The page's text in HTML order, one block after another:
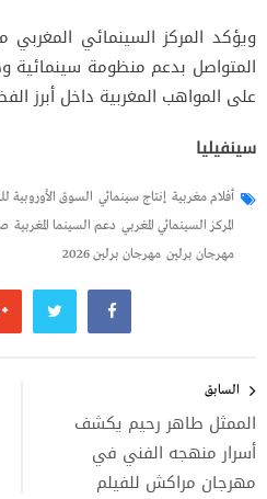
ويؤكد المركز السينمائي المغربي
المتواصل بدعم منظومة سينمائية
على المواهب المغربية داخل أبرز
سينفيليا
أفلام مغربية إنتاج سينمائي السوق الأوروبية
المركز السينمائي المغربي دعم السينما المغربية
مهرجان برلين مهرجان برلين 2026
المقالات
السابق
الممثل طاهر رحيم يكشف
أسرار منهجه الفني في
مهرجان مراكش للفيلم